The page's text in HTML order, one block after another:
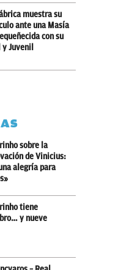
muestra su
ante una Masía
con su
Juvenil
sobre la
de Vinicius:
alegría para
tiene
y nueve